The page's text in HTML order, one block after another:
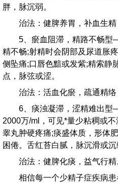
胖，脉沉弱。
治法：健脾养胃，补血生精
5、瘀血阻滞，精路不畅
精不畅;射精时会阴部及尿道胀
侧坠痛;口唇色黯或发紫;精索静
点，脉弦或涩。
治法：活血化瘀，疏通精络
6、痰浊凝滞，涩精难出
2000万/ml，可见*量少粘稠或
睾丸肿硬疼痛;痰盛体质，形体
困倦。舌红苔白腻，脉沉滑或沉
治法：健脾化痰，益气行精
相信每一个少精子症疾病